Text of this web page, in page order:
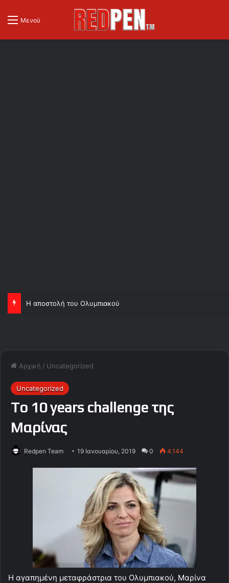
Μενού
Η αποστολή του Ολυμπιακού
Αρχική / Uncategorized
Uncategorized
To 10 years challenge της
Μαρίνας
Redpen Team 19 Ιανουαρίου, 2019 0 4.144
Η αγαπημένη μεταφράστρια του Ολυμπιακού, Μαρίνα